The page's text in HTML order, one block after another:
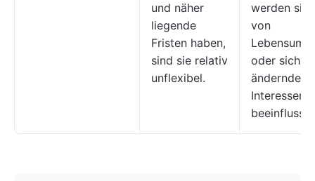
und näher
liegende
Fristen haben,
sind sie relativ
unflexibel.
werden sie
von
oder sich
ändernden
Interessen
beeinflusst.